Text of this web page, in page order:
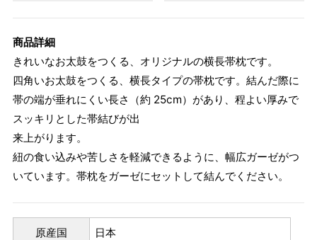
商品詳細
きれいなお太鼓をつくる、オリジナルの横長帯枕です。
四角いお太鼓をつくる、横長タイプの帯枕です。結んだ際に
帯の端が垂れにくい長さ（約 25cm）があり、程よい厚みで
スッキリとした帯結びが出
来上がります。
紐の食い込みや苦しさを軽減できるように、幅広ガーゼがつ
いています。帯枕をガーゼにセットして結んでください。
原産国 日本